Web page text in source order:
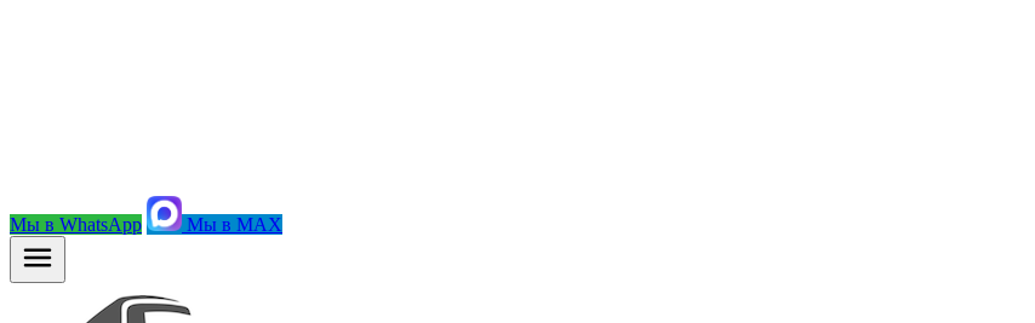
Мы в WhatsApp Мы в MAX